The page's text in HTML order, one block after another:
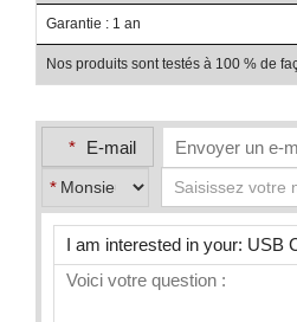
Garantie : 1 an
Nos produits sont testés à 100 % de
* E-mail
*